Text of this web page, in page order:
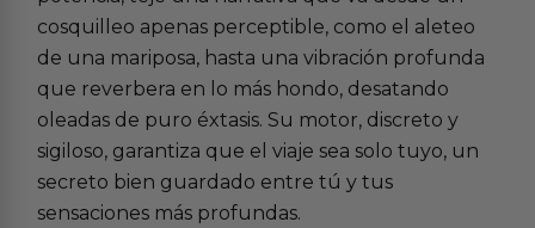
cosquilleo apenas perceptible, como el aleteo
de una mariposa, hasta una vibración profunda
que reverbera en lo más hondo, desatando
oleadas de puro éxtasis. Su motor, discreto y
sigiloso, garantiza que el viaje sea solo tuyo, un
secreto bien guardado entre tú y tus
sensaciones más profundas.